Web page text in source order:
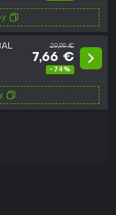
29,99 €
7,66 €
-74%